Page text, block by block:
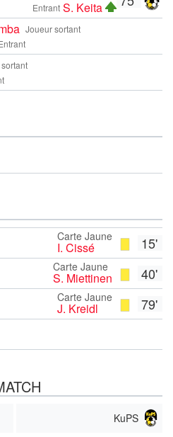
Entrant S. Keita
Joueur sortant
15'
Carte Jaune
I. Cissé
40'
Carte Jaune
S. Miettinen
79'
Carte Jaune
J. Kreidl
KuPS